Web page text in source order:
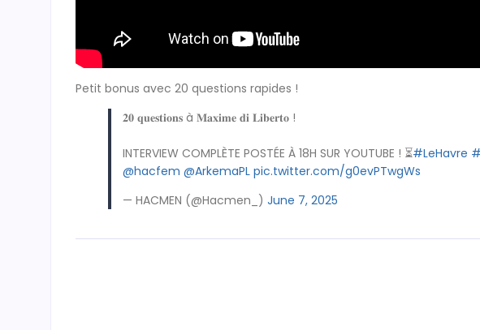
Petit bonus avec 20 questions rapides !
𝟐𝟎 𝐪𝐮𝐞𝐬𝐭𝐢𝐨𝐧𝐬 à 𝐌𝐚𝐱𝐢𝐦𝐞 𝐝𝐢 𝐋𝐢𝐛𝐞𝐫𝐭𝐨 !
INTERVIEW COMPLÈTE POSTÉE À 18H SUR YOUTUBE ! ⏳#LeHavre
@hacfem @ArkemaPL pic.twitter.com/g0evPTwgWs
— HACMEN (@Hacmen_) June 7, 2025